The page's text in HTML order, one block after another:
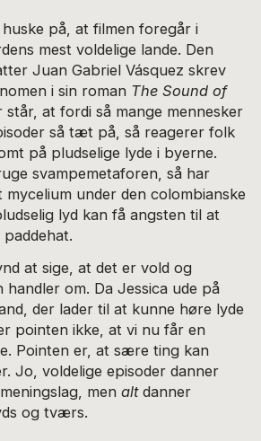
på, at filmen foregår i
mest voldelige lande. Den
Juan Gabriel Vásquez skrev
i sin roman The Sound of
står, at fordi så mange mennesker
så tæt på, så reagerer folk
på pludselige lyde i byerne.
svampemetaforen, så har
under den colombianske
lyd kan få angsten til at
at sige, at det er vold og
handler om. Da Jessica ude på
der lader til at kunne høre lyde
pointen ikke, at vi nu får en
Pointen er, at sære ting kan
Jo, voldelige episoder danner
menaltdanner
og tværs.